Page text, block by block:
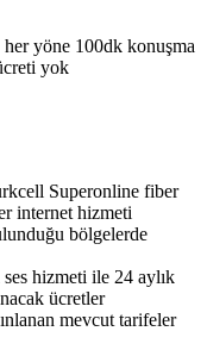
her yöne 100dk konuşma
yok
Superonline fiber
internet hizmeti
bölgelerde
hizmeti ile 24 aylık
ücretler
mevcut tarifeler